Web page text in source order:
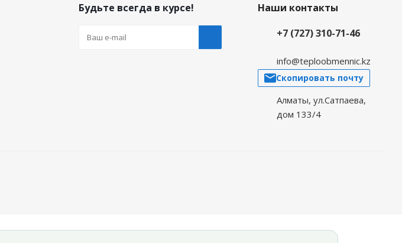
Будьте всегда в курсе!
Наши контакты
+7 (727) 310-71-46
info@teploobmennic.kz
Скопировать почту
Алматы, ул.Сатпаева,
дом 133/4